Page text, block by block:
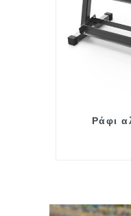
Ράφι